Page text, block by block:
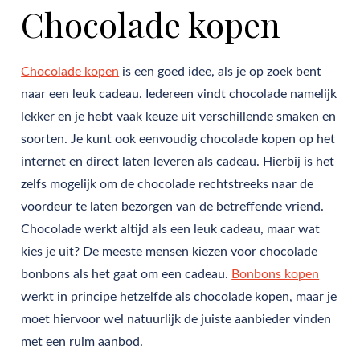
Chocolade kopen
Chocolade kopen is een goed idee, als je op zoek bent
naar een leuk cadeau. Iedereen vindt chocolade namelijk
lekker en je hebt vaak keuze uit verschillende smaken en
soorten. Je kunt ook eenvoudig chocolade kopen op het
internet en direct laten leveren als cadeau. Hierbij is het
zelfs mogelijk om de chocolade rechtstreeks naar de
voordeur te laten bezorgen van de betreffende vriend.
Chocolade werkt altijd als een leuk cadeau, maar wat
kies je uit? De meeste mensen kiezen voor chocolade
bonbons als het gaat om een cadeau. Bonbons kopen
werkt in principe hetzelfde als chocolade kopen, maar je
moet hiervoor wel natuurlijk de juiste aanbieder vinden
met een ruim aanbod.